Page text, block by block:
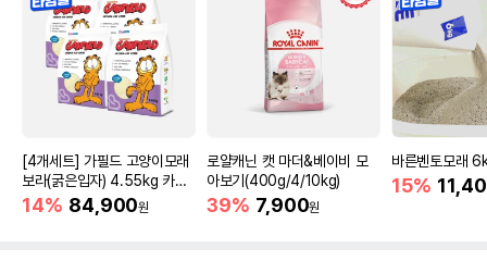
[4개세트] 가필드 고양이모래
보라(굵은입자) 4.55kg 카사
바모래
14% 84,900원
로얄캐닌 캣 마더&베이비 모
아보기(400g/4/10kg)
39% 7,900원
바른벤토모래
15%